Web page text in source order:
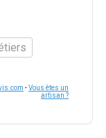
-Vous êtes un
artisan ?